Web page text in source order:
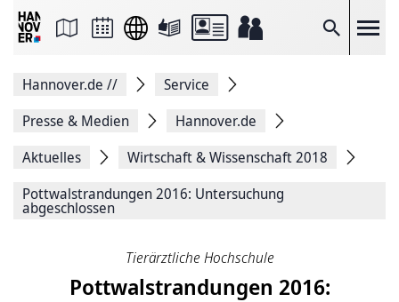
Suche
Seite
Facebook
teilen
Seitenlink
Seite
Drucken
Hannover.de //
Service
Presse & Medien
Hannover.de
Aktuelles
Wirtschaft & Wissenschaft 2018
Pottwalstrandungen 2016: Untersuchung
abgeschlossen
Tierärztliche Hochschule
Pottwalstrandungen 2016: